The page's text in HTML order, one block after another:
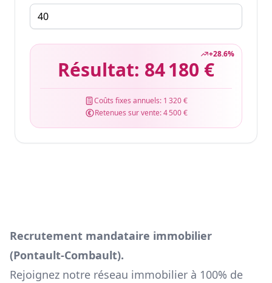
+28.6%
Résultat: 84 180 €
Coûts fixes annuels: 1 320 €
Retenues sur vente:4 500 €
Recrutement mandataire immobilier
(Pontault-Combault).
Rejoignez notre réseau immobilier à 100% de